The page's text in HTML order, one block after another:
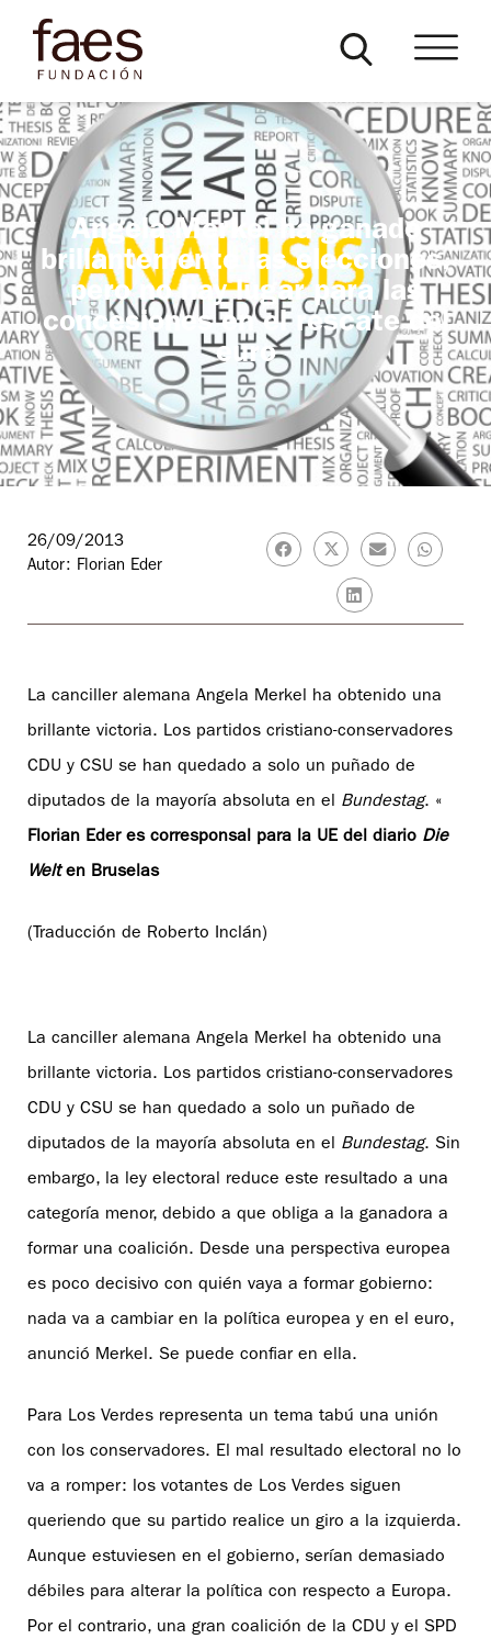
Angela Merkel ha ganado
brillantemente las elecciones,
pero no hay lugar para las
concesiones en el rescate del
euro
26/09/2013
Autor: Florian Eder
La canciller alemana Angela Merkel ha obtenido una
brillante victoria. Los partidos cristiano-conservadores
CDU y CSU se han quedado a solo un puñado de
diputados de la mayoría absoluta en el Bundestag. «
Florian Eder es corresponsal para la UE del diario Die
Welten Bruselas
(Traducción de Roberto Inclán)
La canciller alemana Angela Merkel ha obtenido una
brillante victoria. Los partidos cristiano-conservadores
CDU y CSU se han quedado a solo un puñado de
diputados de la mayoría absoluta en el Bundestag. Sin
embargo, la ley electoral reduce este resultado a una
categoría menor, debido a que obliga a la ganadora a
formar una coalición. Desde una perspectiva europea
es poco decisivo con quién vaya a formar gobierno:
nada va a cambiar en la política europea y en el euro,
anunció Merkel. Se puede confiar en ella.
Para Los Verdes representa un tema tabú una unión
con los conservadores. El mal resultado electoral no lo
va a romper: los votantes de Los Verdes siguen
queriendo que su partido realice un giro a la izquierda.
Aunque estuviesen en el gobierno, serían demasiado
débiles para alterar la política con respecto a Europa.
Por el contrario, una gran coalición de la CDU y el SPD